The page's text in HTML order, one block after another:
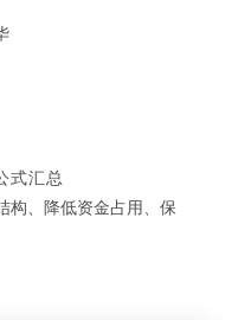
式汇总
构、降低资金占用、保